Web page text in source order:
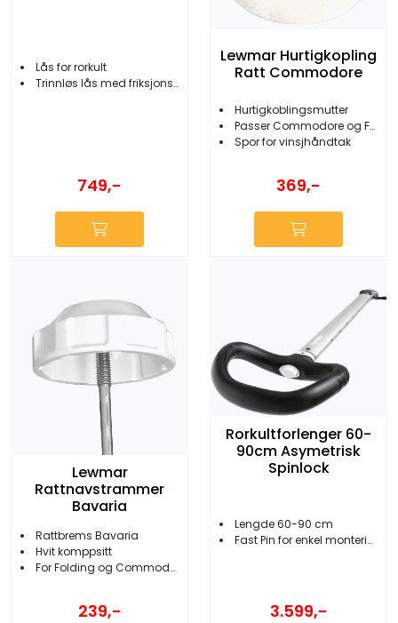
Lås for rorkult
Trinnløs lås med friksjonsbrems
749,-
Lewmar Hurtigkopling
Ratt Commodore
Hurtigkoblingsmutter
Passer Commodore og Folding ratt
Spor for vinsjhåndtak
369,-
Lewmar
Rattnavstrammer
Bavaria
Rattbrems Bavaria
Hvit komppsitt
For Folding og Commodore ratt
239,-
Rorkultforlenger 60-
90cm Asymetrisk
Spinlock
Lengde 60-90 cm
Fast Pin for enkel montering/demontering
3.599,-